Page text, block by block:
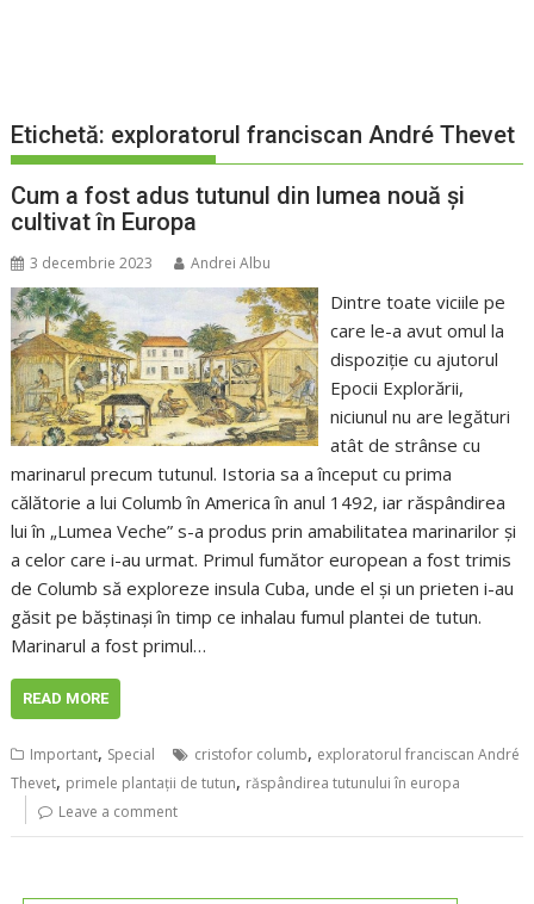
Etichetă: exploratorul franciscan André Thevet
Cum a fost adus tutunul din lumea nouă și
cultivat în Europa
3 decembrie 2023 Andrei Albu
Dintre toate viciile pe
care le-a avut omul la
dispoziție cu ajutorul
Epocii Explorării,
niciunul nu are legături
atât de strânse cu
marinarul precum tutunul. Istoria sa a început cu prima
călătorie a lui Columb în America în anul 1492, iar răspândirea
lui în „Lumea Veche” s-a produs prin amabilitatea marinarilor și
a celor care i-au urmat. Primul fumător european a fost trimis
de Columb să exploreze insula Cuba, unde el și un prieten i-au
găsit pe băștinași în timp ce inhalau fumul plantei de tutun.
Marinarul a fost primul…
READ MORE
Important, Special cristofor columb, exploratorul franciscan André
Thevet, primele plantații de tutun, răspândirea tutunului în europa
Leave a comment